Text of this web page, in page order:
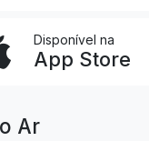
Disponível na
App Store
Ar